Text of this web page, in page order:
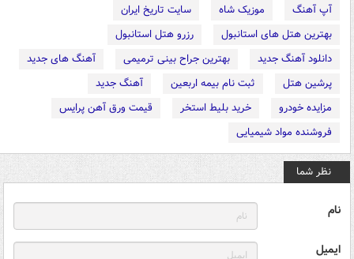
آپ آهنگ موزیک شاه
سایت تاریخ ایران
بهترین هتل های استانبول
رزرو هتل استانبول
دانلود آهنگ جدید
بهترین جراح بینی ترمیمی
آهنگ های جدید
پرشین هتل
ثبت نام بیمه اربعین
آهنگ جدید
مزایده خودرو
خرید بلیط استخر
قیمت ورق آهن پرایس
فروشنده مواد شیمیایی
نظر شما
نام
ایمیل